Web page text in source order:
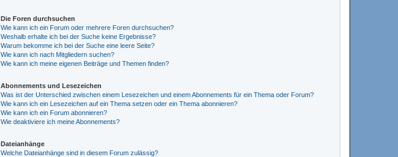
Die Foren durchsuchen
Wie kann ich ein Forum oder mehrere Foren durchsuchen?
Weshalb erhalte ich bei der Suche keine Ergebnisse?
Warum bekomme ich bei der Suche eine leere Seite?
Wie kann ich nach Mitgliedern suchen?
Wie kann ich meine eigenen Beiträge und Themen finden?
Abonnements und Lesezeichen
Was ist der Unterschied zwischen einem Lesezeichen und einem Abonnements für ein Thema oder Forum?
Wie kann ich ein Lesezeichen auf ein Thema setzen oder ein Thema abonnieren?
Wie kann ich ein Forum abonnieren?
Wie deaktiviere ich meine Abonnements?
Dateianhänge
Welche Dateianhänge sind in diesem Forum zulässig?